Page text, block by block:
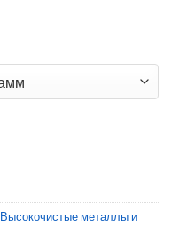
Высокочистые металлы и